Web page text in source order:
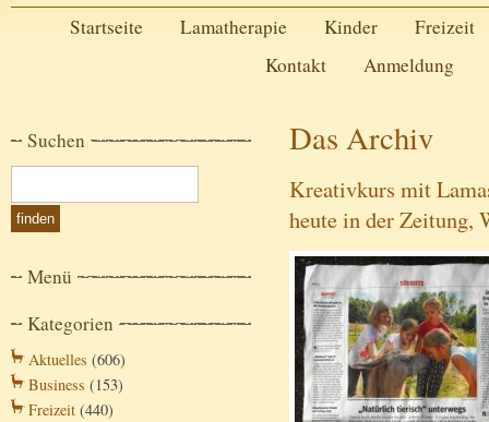
Startseite Lamatherapie Kinder
Freizeit
Kontakt
Anmeldung
Suchen
Menü
Kategorien
Aktuelles (606)
Business (153)
Freizeit (440)
Das Archiv
Kreativkurs mit
heute in der Zeitung,